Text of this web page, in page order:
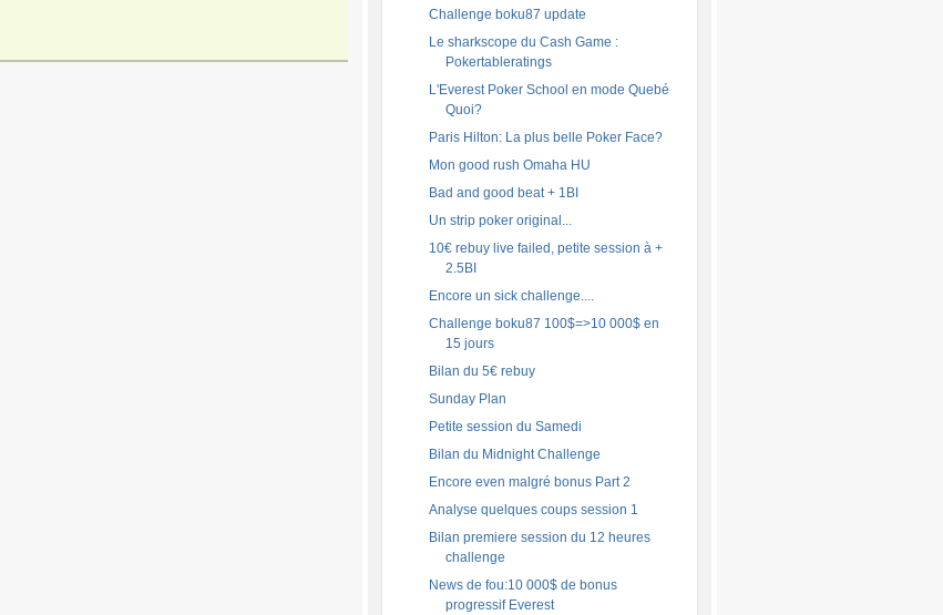
Challenge boku87 update
Le sharkscope du Cash Game :
Pokertableratings
L'Everest Poker School en mode Quebé
Quoi?
Paris Hilton: La plus belle Poker Face?
Mon good rush Omaha HU
Bad and good beat + 1BI
Un strip poker original...
10€ rebuy live failed, petite session à +
2.5BI
Encore un sick challenge....
Challenge boku87 100$=>10 000$ en
15 jours
Bilan du 5€ rebuy
Sunday Plan
Petite session du Samedi
Bilan du Midnight Challenge
Encore even malgré bonus Part 2
Analyse quelques coups session 1
Bilan premiere session du 12 heures
challenge
News de fou:10 000$ de bonus
progressif Everest